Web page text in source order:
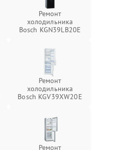
Ремонт
холодильника
Bosch KGN39LB20E
Ремонт
холодильника
Bosch KGV39XW20E
Ремонт